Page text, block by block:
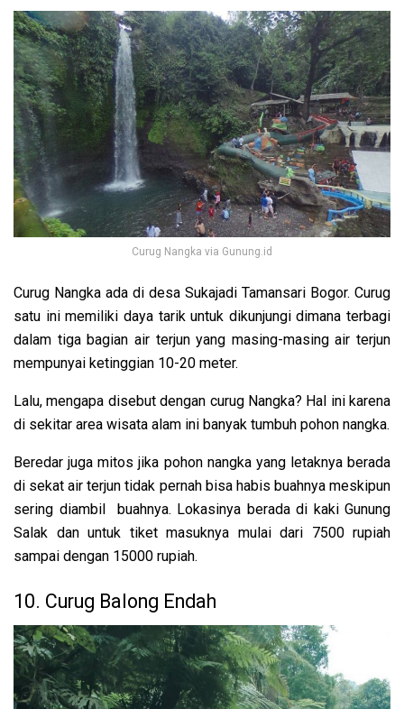
Curug Nangka via Gunung.id
Curug Nangka ada di desa Sukajadi Tamansari Bogor. Curug
satu ini memiliki daya tarik untuk dikunjungi dimana terbagi
dalam tiga bagian air terjun yang masing-masing air terjun
mempunyai ketinggian 10-20 meter.
Lalu, mengapa disebut dengan curug Nangka? Hal ini karena
di sekitar area wisata alam ini banyak tumbuh pohon nangka.
Beredar juga mitos jika pohon nangka yang letaknya berada
di sekat air terjun tidak pernah bisa habis buahnya meskipun
sering diambil buahnya. Lokasinya berada di kaki Gunung
Salak dan untuk tiket masuknya mulai dari 7500 rupiah
sampai dengan 15000 rupiah.
10. Curug Balong Endah